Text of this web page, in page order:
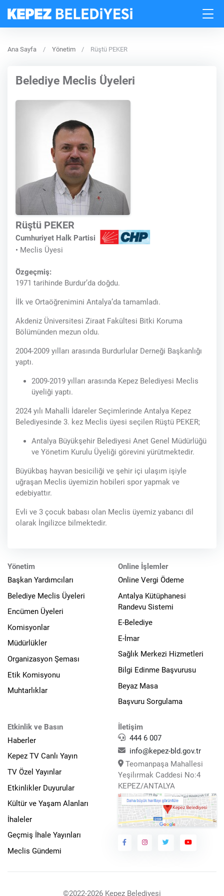
Ana Sayfa Yönetim Rüştü PEKER
Belediye Meclis Üyeleri
Rüştü PEKER
Cumhuriyet Halk Partisi
• Meclis Üyesi
Özgeçmiş:
1971 tarihinde Burdur’da doğdu.
İlk ve Ortaöğrenimini Antalya’da tamamladı.
Akdeniz Üniversitesi Ziraat Fakültesi Bitki Koruma
Bölümünden mezun oldu.
2004-2009 yılları arasında Burdurlular Derneği Başkanlığı
yaptı.
2009-2019 yılları arasında Kepez Belediyesi Meclis
üyeliği yaptı.
2024 yılı Mahalli İdareler Seçimlerinde Antalya Kepez
Belediyesinde 3. kez Meclis üyesi seçilen Rüştü PEKER;
Antalya Büyükşehir Belediyesi Anet Genel Müdürlüğü
ve Yönetim Kurulu Üyeliği görevini yürütmektedir.
Büyükbaş hayvan besiciliği ve şehir içi ulaşım işiyle
uğraşan Meclis üyemizin hobileri spor yapmak ve
edebiyattır.
Evli ve 3 çocuk babası olan Meclis üyemiz yabancı dil
olarak İngilizce bilmektedir.
Yönetim
Başkan Yardımcıları
Belediye Meclis Üyeleri
Encümen Üyeleri
Komisyonlar
Müdürlükler
Organizasyon Şeması
Etik Komisyonu
Muhtarlıklar
Online İşlemler
Online Vergi Ödeme
Antalya Kütüphanesi
Randevu Sistemi
E-Belediye
E-İmar
Sağlık Merkezi Hizmetleri
Bilgi Edinme Başvurusu
Beyaz Masa
Başvuru Sorgulama
Etkinlik ve Basın
Haberler
Kepez TV Canlı Yayın
TV Özel Yayınlar
Etkinlikler Duyurular
Kültür ve Yaşam Alanları
İhaleler
Geçmiş İhale Yayınları
Meclis Gündemi
İletişim
444 6 007
info@kepez-bld.gov.tr
Teomanpaşa Mahallesi
Yeşilırmak Caddesi No:4
KEPEZ/ANTALYA
©2022-2026 Kepez Belediyesi